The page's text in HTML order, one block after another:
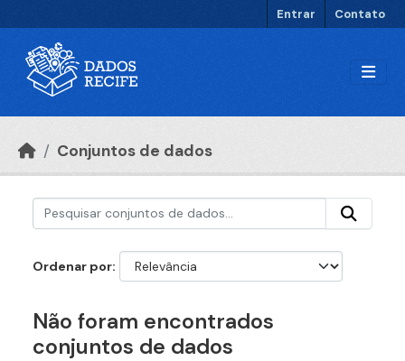
Entrar Contato
Conjuntos de dados
Ordenar por
Não foram encontrados
conjuntos de dados